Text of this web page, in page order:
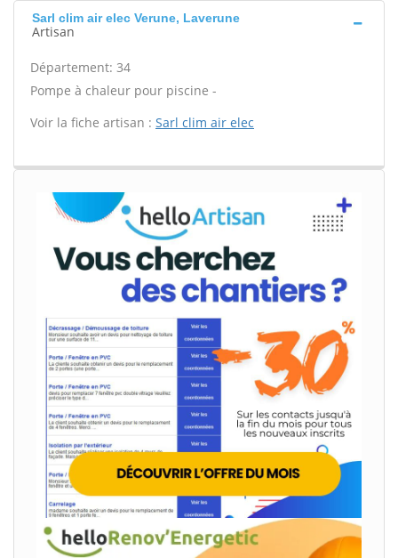
Sarl clim air elec Verune, Laverune
Artisan
Département: 34
Pompe à chaleur pour piscine -
Voir la fiche artisan : Sarl clim air elec